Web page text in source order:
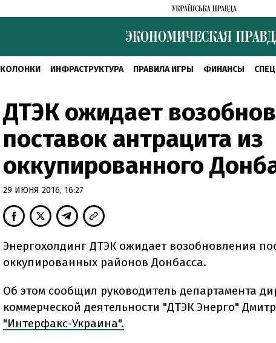
КОЛОНКИ ИНФРАСТРУКТУРА ПРАВИЛА ИГРЫ ФИНАНСЫ
ДТЭК ожидает
поставок антрацита из
оккупированного
29 ИЮНЯ 2016, 16:27
Энергохолдинг ДТЭК ожидает возобновления
оккупированных районов Донбасса.
Об этом сообщил руководитель департамента
коммерческой деятельности "ДТЭК Энерго"
"Интерфакс-Украина".